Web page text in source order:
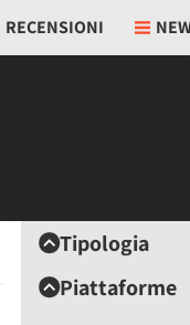
RECENSIONI
Tipologia
Piattaforme